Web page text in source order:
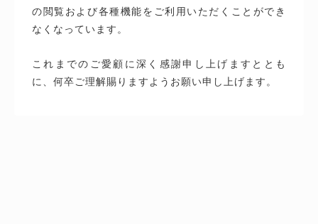
の閲覧および各種機能をご利用いただくことができ
なくなっています。
これまでのご愛顧に深く感謝申し上げますととも
に、何卒ご理解賜りますようお願い申し上げます。